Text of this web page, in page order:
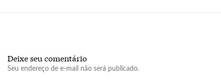
Deixe seu comentário
Seu endereço de e-mail não será publicado.